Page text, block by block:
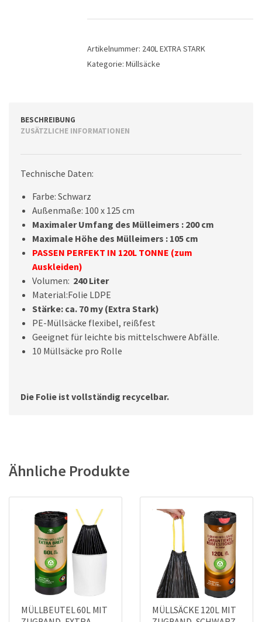
Artikelnummer: 240L EXTRA STARK
Kategorie:Müllsäcke
BESCHREIBUNG
ZUSÄTZLICHE INFORMATIONEN
Technische Daten:
Farbe: Schwarz
Außenmaße: 100 x 125 cm
Maximaler Umfang des Mülleimers : 200 cm
Maximale Höhe des Mülleimers : 105 cm
PASSEN PERFEKT IN 120L TONNE (zum
Auskleiden)
Volumen: 240 Liter
Material:Folie LDPE
Stärke: ca. 70 my (Extra Stark)
PE-Müllsäcke flexibel, reißfest
Geeignet für leichte bis mittelschwere Abfälle.
10 Müllsäcke pro Rolle
Die Folie ist vollständig recycelbar.
Ähnliche Produkte
MÜLLBEUTEL 60L MIT
MÜLLSÄCKE 120L MIT